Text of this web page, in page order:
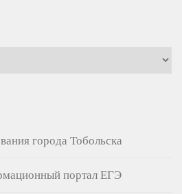
города Тобольска
портал ЕГЭ